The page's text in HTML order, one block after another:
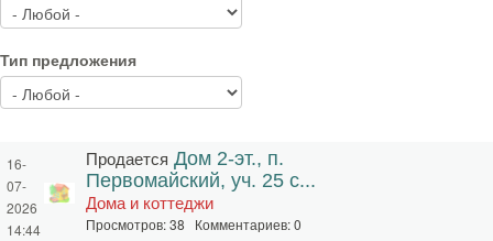
Тип предложения
16-
07-
2026
14:44
Продается Дом 2-эт., п.
Первомайский, уч. 25 с...
Дома и коттеджи
Просмотров: 38 Комментариев: 0